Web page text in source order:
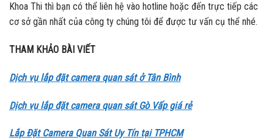
Khoa Thi thì bạn có thể liên hệ vào hotline hoặc đến trực tiếp các
cơ sở gần nhất của công ty chúng tôi để được tư vấn cụ thể nhé.
THAM KHẢO BÀI VIẾT
Dịch vụ lắp đặt camera quan sát ở Tân Bình
Dịch vụ lắp đặt camera quan sát Gò Vấp giá rẻ
Lắp Đặt Camera Quan Sát Uy Tín tại TPHCM